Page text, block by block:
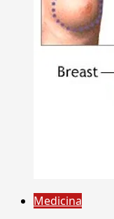
Medicina